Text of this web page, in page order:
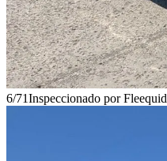
6/71Inspeccionado por Fleequid